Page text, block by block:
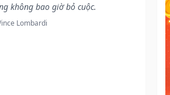
không bao giờ bỏ cuộc.
Lombardi